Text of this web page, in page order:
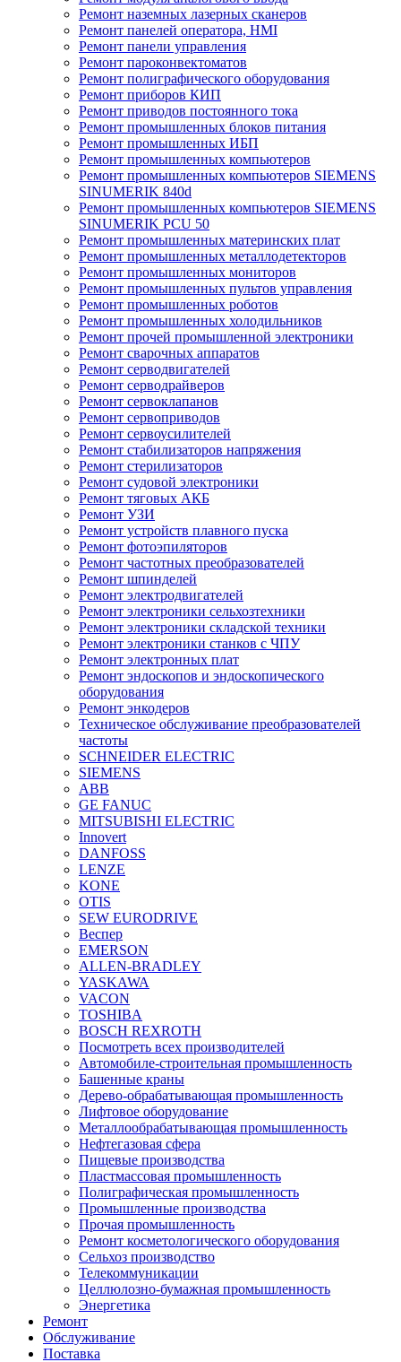
Ремонт наземных лазерных сканеров
Ремонт панелей оператора, HMI
Ремонт панели управления
Ремонт пароконвектоматов
Ремонт полиграфического оборудования
Ремонт приборов КИП
Ремонт приводов постоянного тока
Ремонт промышленных блоков питания
Ремонт промышленных ИБП
Ремонт промышленных компьютеров
Ремонт промышленных компьютеров SIEMENS
SINUMERIK 840d
Ремонт промышленных компьютеров SIEMENS
SINUMERIK PCU 50
Ремонт промышленных материнских плат
Ремонт промышленных металлодетекторов
Ремонт промышленных мониторов
Ремонт промышленных пультов управления
Ремонт промышленных роботов
Ремонт промышленных холодильников
Ремонт прочей промышленной электроники
Ремонт сварочных аппаратов
Ремонт серводвигателей
Ремонт серводрайверов
Ремонт сервоклапанов
Ремонт сервоприводов
Ремонт сервоусилителей
Ремонт стабилизаторов напряжения
Ремонт стерилизаторов
Ремонт судовой электроники
Ремонт тяговых АКБ
Ремонт УЗИ
Ремонт устройств плавного пуска
Ремонт фотоэпиляторов
Ремонт частотных преобразователей
Ремонт шпинделей
Ремонт электродвигателей
Ремонт электроники сельхозтехники
Ремонт электроники складской техники
Ремонт электроники станков с ЧПУ
Ремонт электронных плат
Ремонт эндоскопов и эндоскопического
оборудования
Ремонт энкодеров
Техническое обслуживание преобразователей
частоты
SCHNEIDER ELECTRIC
SIEMENS
ABB
GE FANUC
MITSUBISHI ELECTRIC
Innovert
DANFOSS
LENZE
KONE
OTIS
SEW EURODRIVE
Веспер
EMERSON
ALLEN-BRADLEY
YASKAWA
VACON
TOSHIBA
BOSCH REXROTH
Посмотреть всех производителей
Автомобиле-строительная промышленность
Башенные краны
Дерево-обрабатывающая промышленность
Лифтовое оборудование
Металлообрабатывающая промышленность
Нефтегазовая сфера
Пищевые производства
Пластмассовая промышленность
Полиграфическая промышленность
Промышленные производства
Прочая промышленность
Ремонт косметологического оборудования
Сельхоз производство
Телекоммуникации
Целлюлозно-бумажная промышленность
Энергетика
Ремонт
Обслуживание
Поставка